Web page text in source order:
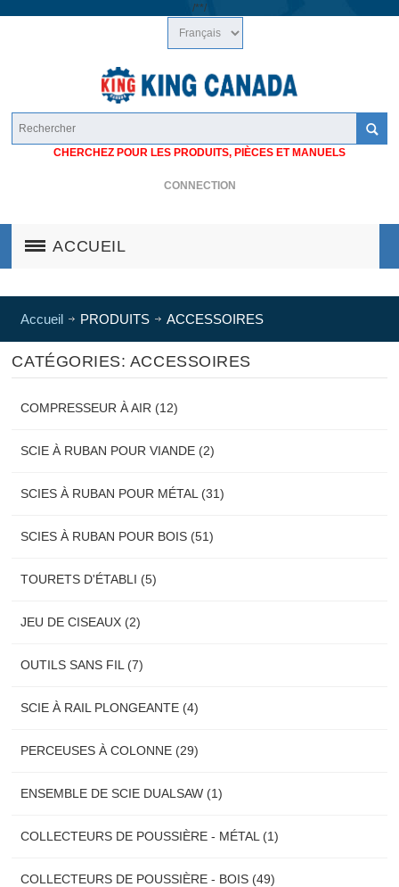
/**/
CHERCHEZ POUR LES PRODUITS, PIÈCES ET MANUELS
CONNECTION
ACCUEIL
Accueil PRODUITS ACCESSOIRES
CATÉGORIES: ACCESSOIRES
COMPRESSEUR À AIR (12)
SCIE À RUBAN POUR VIANDE (2)
SCIES À RUBAN POUR MÉTAL (31)
SCIES À RUBAN POUR BOIS (51)
TOURETS D'ÉTABLI (5)
JEU DE CISEAUX (2)
OUTILS SANS FIL (7)
SCIE À RAIL PLONGEANTE (4)
PERCEUSES À COLONNE (29)
ENSEMBLE DE SCIE DUALSAW (1)
COLLECTEURS DE POUSSIÈRE - MÉTAL (1)
COLLECTEURS DE POUSSIÈRE - BOIS (49)